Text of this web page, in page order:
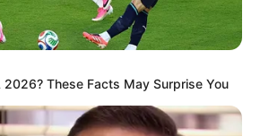
2026? These Facts May Surprise You